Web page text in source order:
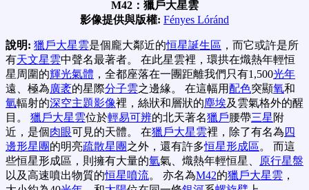
M42：獵戶大星雲
影像提供與版權: Fényes Lóránd
說明: 獵戶大星雲是個龐大鄰近的恒星誕生區 ，而它或許是所
有天文星雲中聲名最著者。 在此星雲裡，環拱在熾熱年輕恒
星周圍的輝光氣體 ，全都座落在一團距離我們只有1,500光年
遠、極為廣袤的星際分子雲之邊緣。 在這幅用配色突顯氧和
氫輻射的深空主題影像裡，絲狀和層狀的塵埃及雲氣格外的醒
目。 獵戶大星雲位於輕易可辨的北天著名獵戶腰帶三星 附
近，是個肉眼可見的天體。 在獵戶大星雲裡，除了有名為 四
邊形星團的明亮疏散星團之外，還有許多恒星形成區。 而這
些恒星形成區，則擁有大量的氫氣、熾熱年輕恒星、
原行星盤
以及高速噴出物質的恒星噴流。 亦名為M42的獵戶大星雲 ，